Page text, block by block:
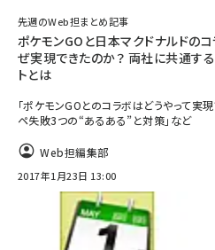
先週のWeb担まとめ記事
ポケモンGOと日本マクドナルドの
ぜ実現できたのか？ 両社に共通す
トとは
「ポケモンGOとのコラボはどうやって実
ペ失敗3つの“あるある”と対策」など
Web担編集部
2017年1月23日 13:00